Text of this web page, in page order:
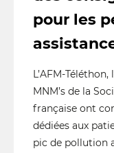
pour les
L’AFM-
MNM’s de la
française ont
dédiées aux
pic de pollution